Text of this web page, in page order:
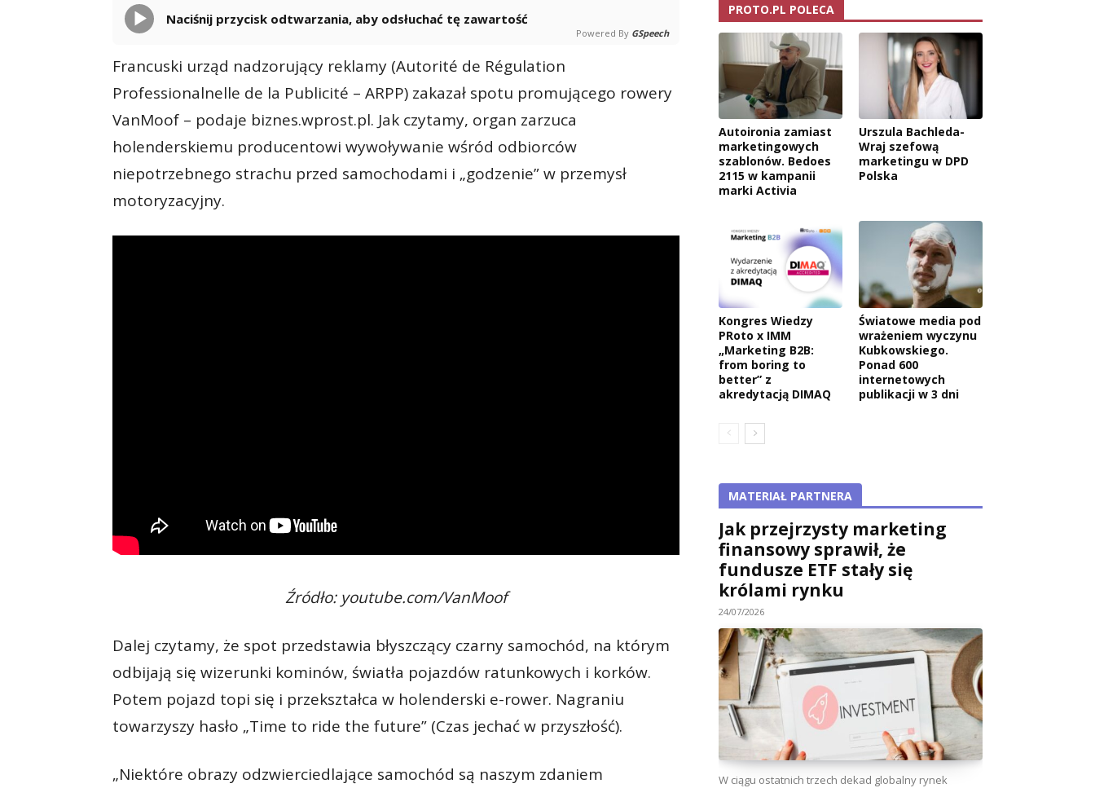
Naciśnij przycisk odtwarzania, aby odsłuchać tę zawartość
Powered By GSpeech
Francuski urząd nadzorujący reklamy (Autorité de Régulation
Professionalnelle de la Publicité – ARPP) zakazał spotu promującego rowery
VanMoof – podaje biznes.wprost.pl. Jak czytamy, organ zarzuca
holenderskiemu producentowi wywoływanie wśród odbiorców
niepotrzebnego strachu przed samochodami i „godzenie” w przemysł
motoryzacyjny.
Źródło: youtube.com/VanMoof
Dalej czytamy, że spot przedstawia błyszczący czarny samochód, na którym
odbijają się wizerunki kominów, światła pojazdów ratunkowych i korków.
Potem pojazd topi się i przekształca w holenderski e-rower. Nagraniu
towarzyszy hasło „Time to ride the future” (Czas jechać w przyszłość).
„Niektóre obrazy odzwierciedlające samochód są naszym zdaniem
PROTO.PL POLECA
Autoironia zamiast
marketingowych
szablonów. Bedoes
2115 w kampanii
marki Activia
Urszula Bachleda-
Wraj szefową
marketingu w DPD
Polska
Kongres Wiedzy
PRoto x IMM
„Marketing B2B:
from boring to
better” z
akredytacją DIMAQ
Światowe media pod
wrażeniem wyczynu
Kubkowskiego.
Ponad 600
internetowych
publikacji w 3 dni
MATERIAŁ PARTNERA
Jak przejrzysty marketing
finansowy sprawił, że
fundusze ETF stały się
królami rynku
24/07/2026
W ciągu ostatnich trzech dekad globalny rynek